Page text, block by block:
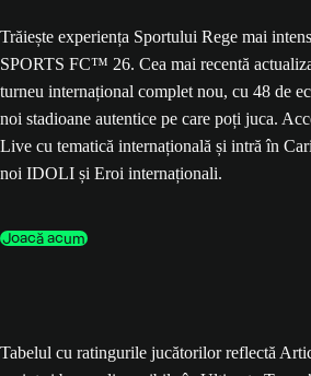
Trăiește experiența Sportului Rege mai
SPORTS FC™ 26. Cea mai recentă
turneu internațional complet nou, cu 48 de
noi stadioane autentice pe care poți juca.
Live cu tematică internațională și intră în
noi IDOLI și Eroi internaționali.
Joacă acum
Tabelul cu ratingurile jucătorilor reflectă